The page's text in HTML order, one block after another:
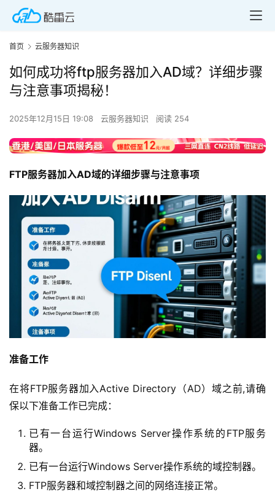
首页 云服务器知识
如何成功将ftp服务器加入AD域？详细步骤
与注意事项揭秘！
2025年12月15日 19:08 云服务器知识 阅读 254
FTP服务器加入AD域的详细步骤与注意事项
准备工作
在将FTP服务器加入Active Directory（AD）域之前,请确
保以下准备工作已完成：
已有一台运行Windows Server操作系统的FTP服务
器。
已有一台运行Windows Server操作系统的域控制器。
FTP服务器和域控制器之间的网络连接正常。